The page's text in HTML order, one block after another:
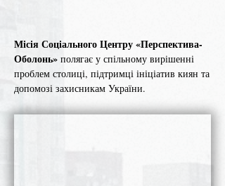
Місія Соціального Центру «Перспектива-
Оболонь» полягає у спільному вирішенні
проблем столиці, підтримці ініціатив киян та
допомозі захисникам України.